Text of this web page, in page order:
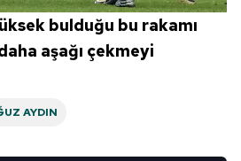
bulduğu bu rakamı
aşağı çekmeyi
AYDIN